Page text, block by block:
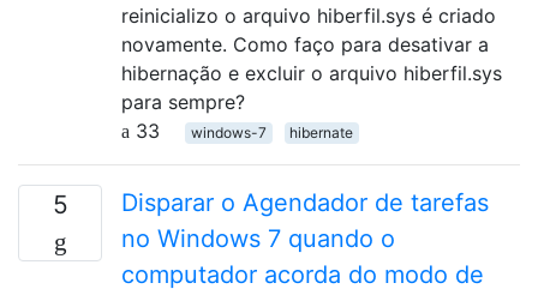
reinicializo o arquivo hiberfil.sys é criado
novamente. Como faço para desativar a
hibernação e excluir o arquivo hiberfil.sys
para sempre?
33
windows-7 hibernate
5
Disparar o Agendador de tarefas
no Windows 7 quando o
computador acorda do modo de